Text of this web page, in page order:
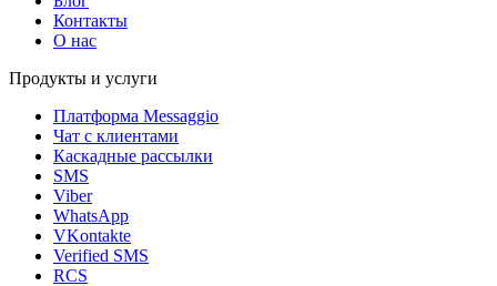
Контакты
О нас
Продукты и услуги
Платформа Messaggio
Чат с клиентами
Каскадные рассылки
SMS
Viber
WhatsApp
VKontakte
Verified SMS
RCS